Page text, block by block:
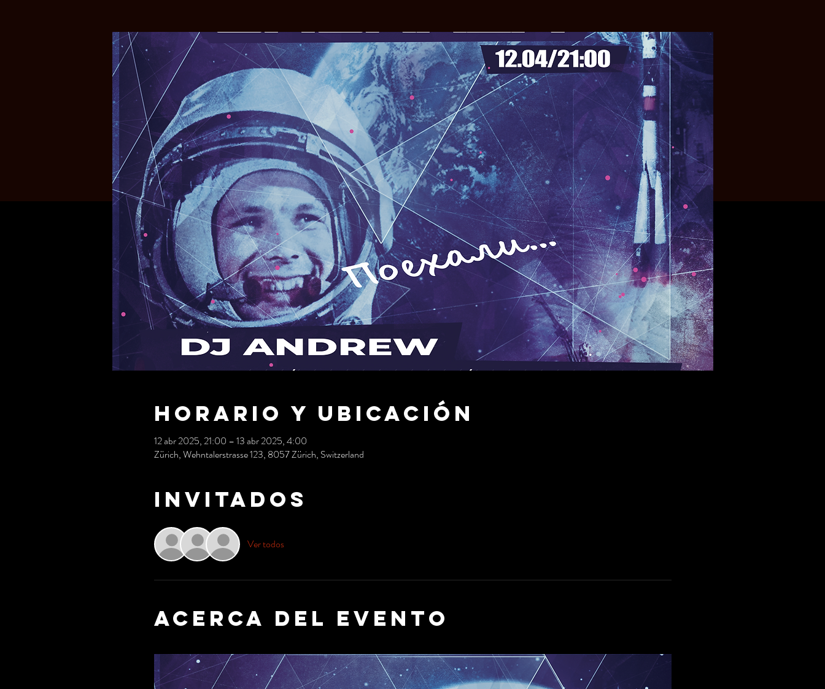
Horario y ubicación
12 abr 2025, 21:00 – 13 abr 2025, 4:00
Zürich, Wehntalerstrasse 123, 8057 Zürich, Switzerland
Invitados
Ver todos
Acerca del evento